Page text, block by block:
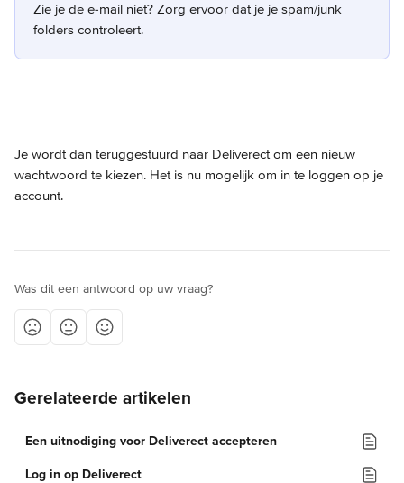
Zie je de e-mail niet? Zorg ervoor dat je je spam/junk
folders controleert.
Je wordt dan teruggestuurd naar Deliverect om een nieuw
wachtwoord te kiezen. Het is nu mogelijk om in te loggen op je
account.
Was dit een antwoord op uw vraag?
Gerelateerde artikelen
Een uitnodiging voor Deliverect accepteren
Log in op Deliverect